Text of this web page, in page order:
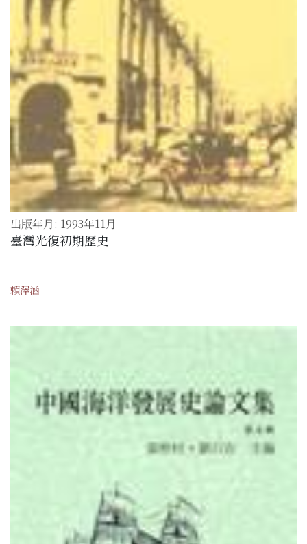
出版年月: 1993年11月
臺灣光復初期歷史
賴澤涵